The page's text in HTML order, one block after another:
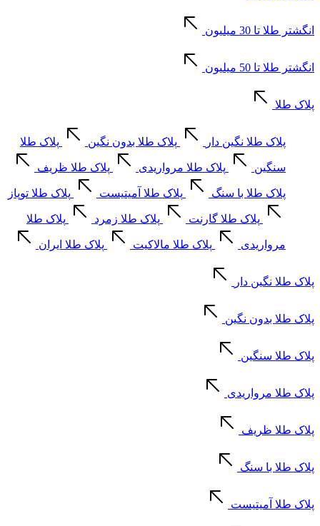
انگشتر طلا تا 30 میلیون
انگشتر طلا تا 50 میلیون
پلاک طلا
پلاک طلا نگین دار پلاک طلا بدون نگین پلاک طلا
سنگین پلاک طلا مرواریدی پلاک طلا ظریف
پلاک طلا با سنگ پلاک طلا آمیتیست پلاک طلا توپاز
پلاک طلا گارنت پلاک طلا زمرد پلاک طلا
مرواریدی پلاک طلا مالاکیت پلاک طلا ایران
پلاک طلا نگین دار
پلاک طلا بدون نگین
پلاک طلا سنگین
پلاک طلا مرواریدی
پلاک طلا ظریف
پلاک طلا با سنگ
پلاک طلا آمیتیست